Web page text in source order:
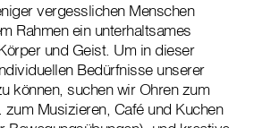
vergesslichen Menschen
Rahmen ein unterhaltsames
und Geist. Um in dieser
Bedürfnisse unserer
können, suchen wir Ohren zum
Musizieren, Café und Kuchen